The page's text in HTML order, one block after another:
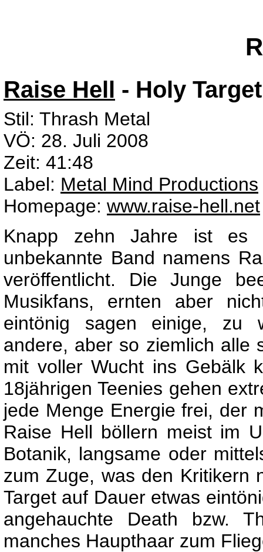
Raise Hell - Holy
Stil: Thrash Metal
VÖ: 28. Juli 2008
Zeit: 41:48
Label: Metal Mind Productions
Homepage: www.raise-hell.net
Knapp zehn Jahre ist es
unbekannte Band namens
veröffentlicht. Die Junge
Musikfans, ernten aber
eintönig sagen einige, zu
andere, aber so ziemlich alle
mit voller Wucht ins Gebälk
18jährigen Teenies gehen
jede Menge Energie frei, der
Raise Hell böllern meist im
Botanik, langsame oder
zum Zuge, was den Kritikern
Target auf Dauer etwas
angehauchte Death bzw.
manches Haupthaar zum